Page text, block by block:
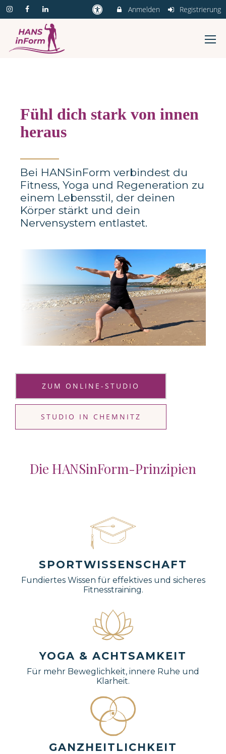
Anmelden Registrierung
Fühl dich stark von innen
heraus
_______
Bei HANSinForm verbindest du
Fitness, Yoga und Regeneration zu
einem Lebensstil, der deinen
Körper stärkt und dein
Nervensystem entlastet.
ZUM ONLINE-STUDIO
STUDIO IN CHEMNITZ
Die HANSinForm-Prinzipien
SPORTWISSENSCHAFT
Fundiertes Wissen für effektives und sicheres
Fitnesstraining.
YOGA & ACHTSAMKEIT
Für mehr Beweglichkeit, innere Ruhe und
Klarheit.
GANZHEITLICHKEIT